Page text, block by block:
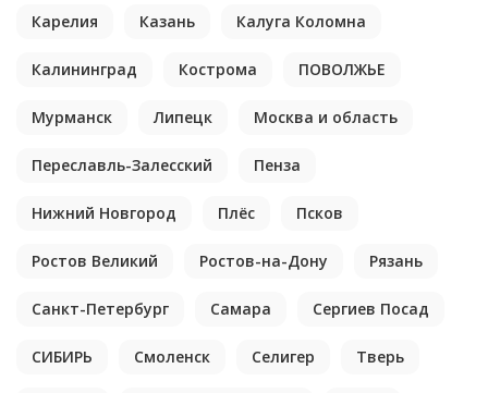
Карелия Казань Калуга Коломна
Калининград Кострома ПОВОЛЖЬЕ
Мурманск Липецк Москва и область
Переславль-Залесский Пенза
Нижний Новгород Плёс Псков
Ростов Великий Ростов-на-Дону Рязань
Санкт-Петербург Самара Сергиев Посад
СИБИРЬ Смоленск Селигер Тверь